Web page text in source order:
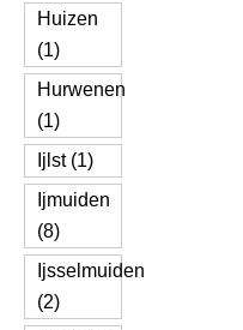
Huizen
(1)
Hurwenen
(1)
Ijlst (1)
Ijmuiden
(8)
Ijsselmuiden
(2)